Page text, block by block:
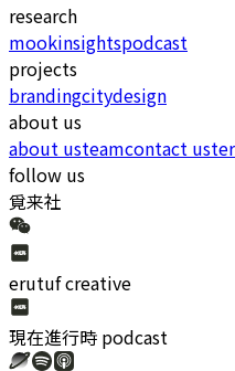
research
mookinsightspodcast
projects
brandingcitydesign
about us
about usteamcontact us
follow us
覓来社
erutuf creative
現在進行時 podcast